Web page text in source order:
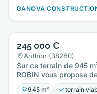
GANOVA
245 000 €
Anthon (38280)
Sur ce terrain de 945
ROBIN vous propose
construction de
945 m² terrain